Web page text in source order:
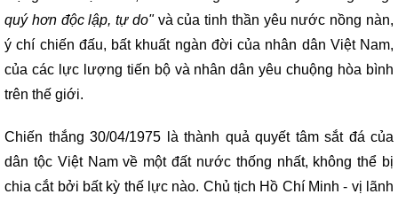
quý hơn độc lập, tự do"và của tinh thần yêu nước nồng nàn,
ý chí chiến đấu, bất khuất ngàn đời của nhân dân Việt Nam,
của các lực lượng tiến bộ và nhân dân yêu chuộng hòa bình
trên thế giới.
Chiến thắng 30/04/1975 là thành quả quyết tâm sắt đá của
dân tộc Việt Nam về một đất nước thống nhất, không thể bị
chia cắt bởi bất kỳ thế lực nào. Chủ tịch Hồ Chí Minh - vị lãnh